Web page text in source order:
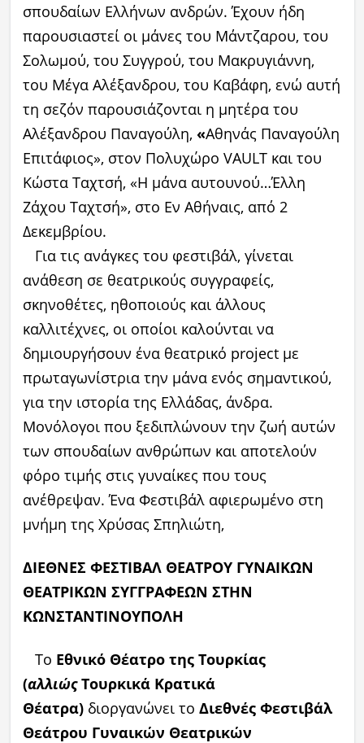
σπουδαίων Ελλήνων ανδρών. Έχουν ήδη
παρουσιαστεί οι μάνες του Μάντζαρου, του
Σολωμού, του Συγγρού, του Μακρυγιάννη,
του Μέγα Αλέξανδρου, του Καβάφη, ενώ αυτή
τη σεζόν παρουσιάζονται η μητέρα του
Αλέξανδρου Παναγούλη, «Αθηνάς Παναγούλη
Επιτάφιος», στον Πολυχώρο VAULT και του
Κώστα Ταχτσή, «Η μάνα αυτουνού…Έλλη
Ζάχου Ταχτσή», στο Εν Αθήναις, από 2
Δεκεμβρίου.
Για τις ανάγκες του φεστιβάλ, γίνεται
ανάθεση σε θεατρικούς συγγραφείς,
σκηνοθέτες, ηθοποιούς και άλλους
καλλιτέχνες, οι οποίοι καλούνται να
δημιουργήσουν ένα θεατρικό project με
πρωταγωνίστρια την μάνα ενός σημαντικού,
για την ιστορία της Ελλάδας, άνδρα.
Μονόλογοι που ξεδιπλώνουν την ζωή αυτών
των σπουδαίων ανθρώπων και αποτελούν
φόρο τιμής στις γυναίκες που τους
ανέθρεψαν. Ένα Φεστιβάλ αφιερωμένο στη
μνήμη της Χρύσας Σπηλιώτη,
ΔIΕΘΝΕΣ ΦΕΣΤΙΒΑΛ ΘΕΑΤΡΟΥ ΓΥΝΑΙΚΩΝ
ΘΕΑΤΡΙΚΩΝ ΣΥΓΓΡΑΦΕΩΝ ΣΤΗΝ
ΚΩΝΣΤΑΝΤΙΝΟΥΠΟΛΗ
Το Εθνικό Θέατρο της Τουρκίας
(αλλιώςΤουρκικά Κρατικά
Θέατρα)διοργανώνει το Διεθνές Φεστιβάλ
Θεάτρου Γυναικών Θεατρικών